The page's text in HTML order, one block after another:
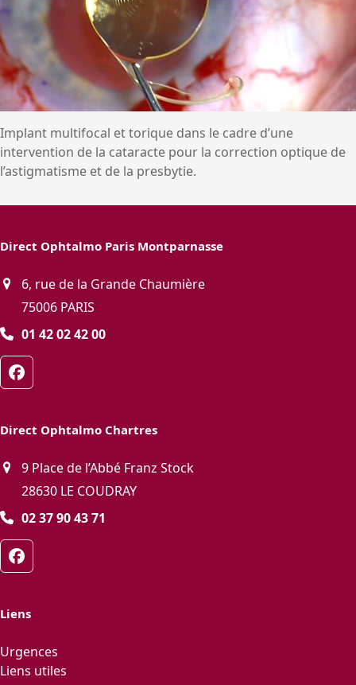
Implant multifocal et torique dans le cadre d’une
intervention de la cataracte pour la correction optique de
l’astigmatisme et de la presbytie.
Direct Ophtalmo Paris Montparnasse
6, rue de la Grande Chaumière
75006 PARIS
01 42 02 42 00
Facebook
Direct Ophtalmo Chartres
9 Place de l’Abbé Franz Stock
28630 LE COUDRAY
02 37 90 43 71
Facebook
Liens
Urgences
Liens utiles